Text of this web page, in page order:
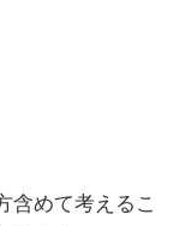
含めて考えるこ